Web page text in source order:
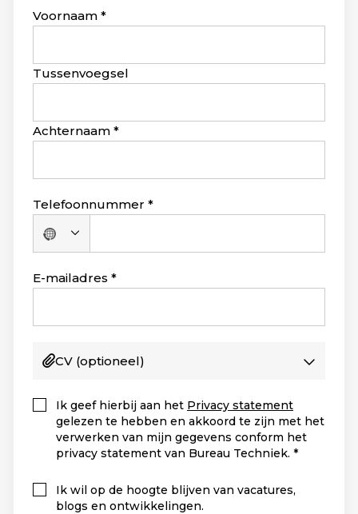
Leave
blank
Voornaam
Tussenvoegsel
Achternaam
Telefoonnummer
Geen
land
geselecteerd
E-mailadres
CV (optioneel)
Ik geef hierbij aan het Privacy statement
gelezen te hebben en akkoord te zijn met het
verwerken van mijn gegevens conform het
privacy statement van Bureau Techniek.
Ik wil op de hoogte blijven van vacatures,
blogs en ontwikkelingen.